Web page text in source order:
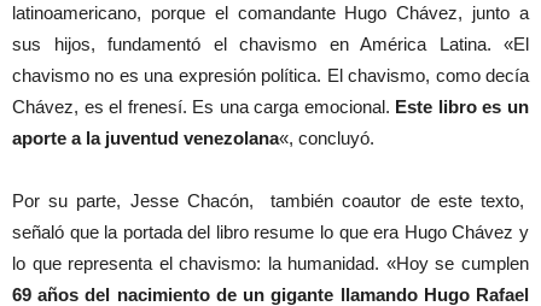
latinoamericano, porque el comandante Hugo Chávez, junto a
sus hijos, fundamentó el chavismo en América Latina. «El
chavismo no es una expresión política. El chavismo, como decía
Chávez, es el frenesí. Es una carga emocional. Este libro es un
aporte a la juventud venezolana«, concluyó.
Por su parte, Jesse Chacón, también coautor de este texto,
señaló que la portada del libro resume lo que era Hugo Chávez y
lo que representa el chavismo: la humanidad. «Hoy se cumplen
69 años del nacimiento de un gigante llamando Hugo Rafael